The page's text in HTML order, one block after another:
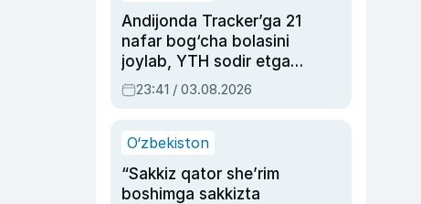
Andijonda Tracker’ga 21
nafar bog‘cha bolasini
joylab, YTH sodir etgan
ayolga sud hukmi o‘qildi
23:41 / 03.08.2026
O‘zbekiston
“Sakkiz qator she’rim
boshimga sakkizta